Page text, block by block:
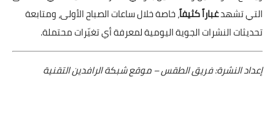
التي تشهدغباراً كثيفاً، خاصة خلال ساعات الصباح الأولى، ومتابعة
تحديثات النشرات الجوية اليومية لمعرفة أي تغيّرات محتملة.
إعداد النشرة: فريق الطقس – موقع شبكة الرافدين التقنية